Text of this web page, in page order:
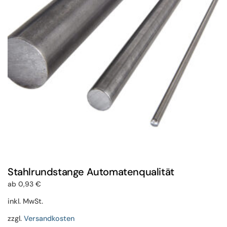
können
auf
der
Produktseite
gewählt
werden
Stahlrundstange Automatenqualität
ab 0,93 €
inkl. MwSt.
zzgl. Versandkosten